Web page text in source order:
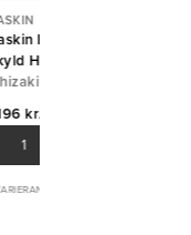
IM-30CNE-HC-25,
Hoshizaki
kr/st
LEVTID